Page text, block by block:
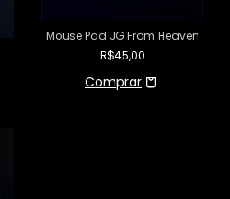
Mouse Pad JG From Heaven
R$45,00